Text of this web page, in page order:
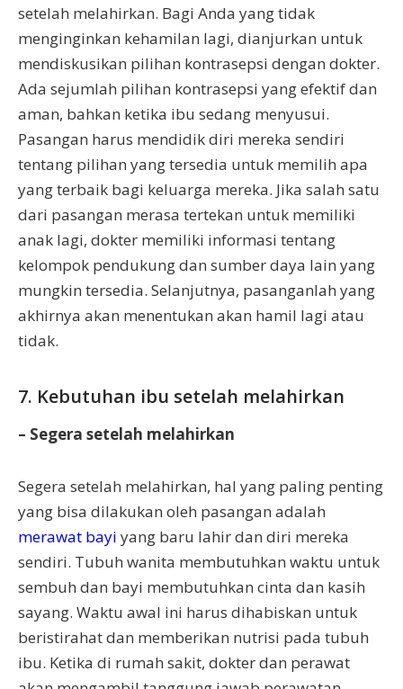
setelah melahirkan. Bagi Anda yang tidak
menginginkan kehamilan lagi, dianjurkan untuk
mendiskusikan pilihan kontrasepsi dengan dokter.
Ada sejumlah pilihan kontrasepsi yang efektif dan
aman, bahkan ketika ibu sedang menyusui.
Pasangan harus mendidik diri mereka sendiri
tentang pilihan yang tersedia untuk memilih apa
yang terbaik bagi keluarga mereka. Jika salah satu
dari pasangan merasa tertekan untuk memiliki
anak lagi, dokter memiliki informasi tentang
kelompok pendukung dan sumber daya lain yang
mungkin tersedia. Selanjutnya, pasanganlah yang
akhirnya akan menentukan akan hamil lagi atau
tidak.
7. Kebutuhan ibu setelah melahirkan
– Segera setelah melahirkan
Segera setelah melahirkan, hal yang paling penting
yang bisa dilakukan oleh pasangan adalah
merawat bayi yang baru lahir dan diri mereka
sendiri. Tubuh wanita membutuhkan waktu untuk
sembuh dan bayi membutuhkan cinta dan kasih
sayang. Waktu awal ini harus dihabiskan untuk
beristirahat dan memberikan nutrisi pada tubuh
ibu. Ketika di rumah sakit, dokter dan perawat